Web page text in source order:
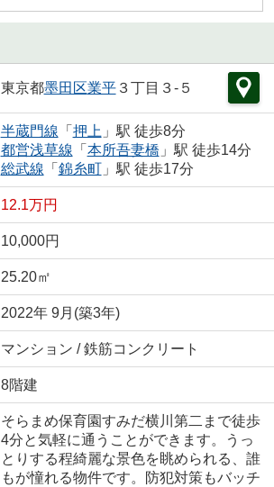
東京都墨田区業平３丁目３-５
半蔵門線 「 押上 」駅 徒歩8分
都営浅草線 「 本所吾妻橋 」駅 徒歩14分
総武線 「 錦糸町」駅 徒歩17分
12.1万円
10,000円
25.20㎡
2022年 9月(築3年)
マンション / 鉄筋コンクリート
8階建
そらまめ保育園すみだ横川第二まで徒歩
4分と気軽に通うことができます。うっ
とりする程綺麗な景色を眺められる、誰
もが憧れる物件です。防犯対策もバッチ